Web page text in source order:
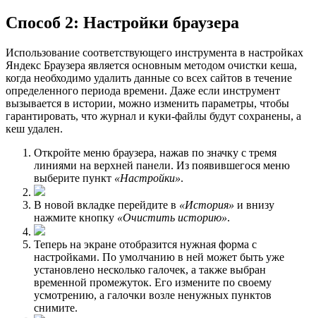
Способ 2: Настройки браузера
Использование соответствующего инструмента в настройках
Яндекс Браузера является основным методом очистки кеша,
когда необходимо удалить данные со всех сайтов в течение
определенного периода времени. Даже если инструмент
вызывается в истории, можно изменить параметры, чтобы
гарантировать, что журнал и куки-файлы будут сохранены, а
кеш удален.
Откройте меню браузера, нажав по значку с тремя
линиями на верхней панели. Из появившегося меню
выберите пункт «Настройки».
В новой вкладке перейдите в «История» и внизу
нажмите кнопку «Очистить историю».
Теперь на экране отобразится нужная форма с
настройками. По умолчанию в ней может быть уже
установлено несколько галочек, а также выбран
временной промежуток. Его измените по своему
усмотрению, а галочки возле ненужных пунктов
снимите.